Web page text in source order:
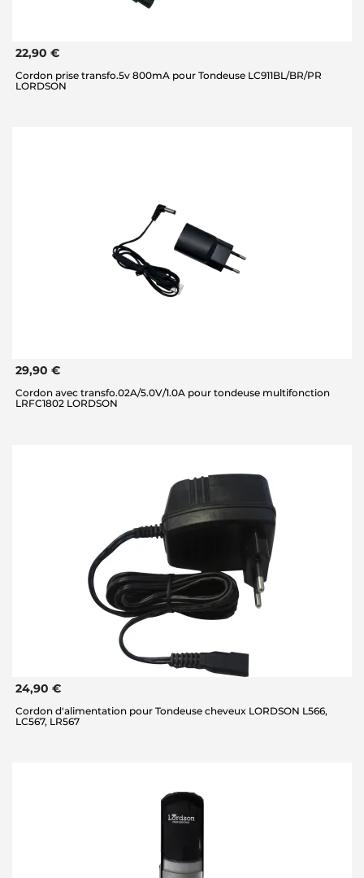
22,90 €
Cordon prise transfo.5v 800mA pour Tondeuse LC911BL/BR/PR
LORDSON
29,90 €
Cordon avec transfo.02A/5.0V/1.0A pour tondeuse multifonction
LRFC1802 LORDSON
24,90 €
Cordon d'alimentation pour Tondeuse cheveux LORDSON L566,
LC567, LR567